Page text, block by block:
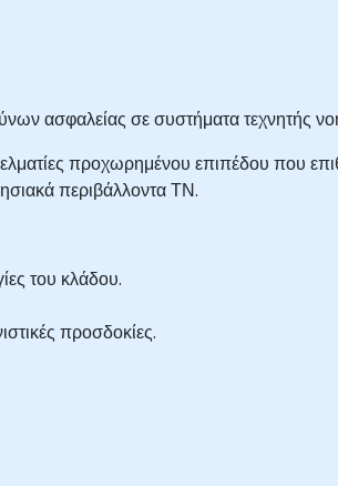
ασφαλείας σε συστήματα τεχνητής
προχωρημένου επιπέδου που
περιβάλλοντα ΤΝ.
του κλάδου.
προσδοκίες.